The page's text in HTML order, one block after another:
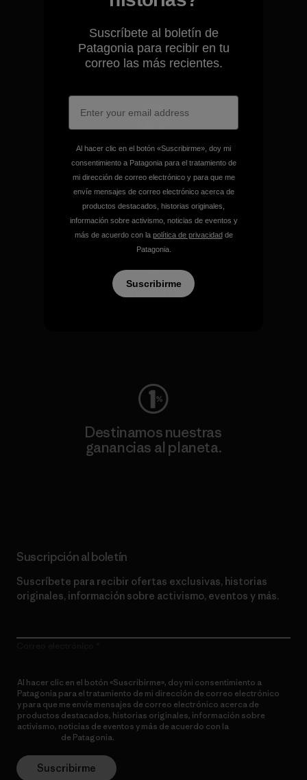
responsabilidad de nuestro
impacto.
Descubre nuestra contribución
Apoyamos el activismo de
base.
Visita Patagonia Action Works
Mantenemos en marcha tu
Destinamos nuestras
ganancias al planeta.
Suscripción al boletín
Suscríbete para recibir ofertas exclusivas, historias
originales, información sobre activismo, eventos y más.
Al hacer clic en el botón «Suscribirme», doy mi consentimiento a
Patagonia para el tratamiento de mi dirección de correo electrónico
y para que me envíe mensajes de correo electrónico acerca de
productos destacados, historias originales, información sobre
activismo, noticias de eventos y más de acuerdo con la
de Patagonia.
Suscribirme
Suscríbete al boletín de
Patagonia para recibir en tu
correo las más recientes.
Al hacer clic en el botón «Suscribirme», doy mi
consentimiento a Patagonia para el tratamiento de
mi dirección de correo electrónico y para que me
envíe mensajes de correo electrónico acerca de
productos destacados, historias originales,
información sobre activismo, noticias de eventos y
más de acuerdo con la política de privacidadde
Patagonia.
Suscribirme